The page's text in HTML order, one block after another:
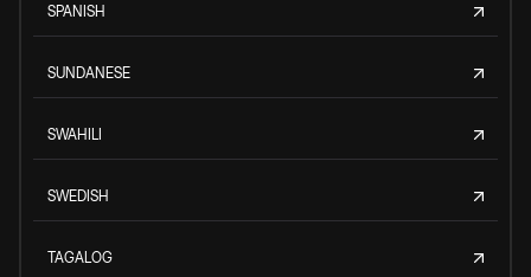
SPANISH
SUNDANESE
SWAHILI
SWEDISH
TAGALOG